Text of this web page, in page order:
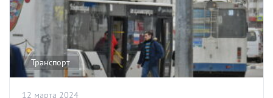
Транспорт
12 марта 2024